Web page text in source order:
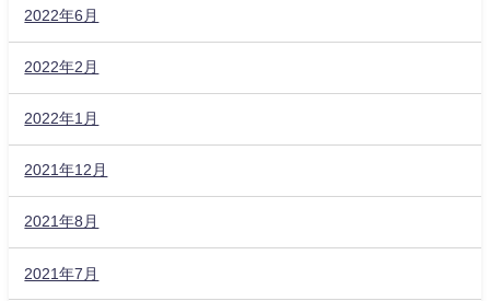
2022年6月
2022年2月
2022年1月
2021年12月
2021年8月
2021年7月